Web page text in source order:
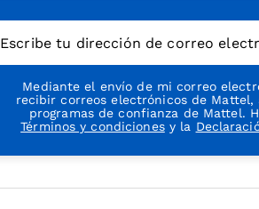
Escribe tu dirección de correo
Mediante el envío de mi correo
recibir correos electrónicos de Mattel,
programas de confianza de Mattel.
Términos y condicionesy la